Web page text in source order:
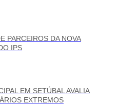
PARCEIROS DA NOVA
IPS
EM SETÚBAL AVALIA
EXTREMOS